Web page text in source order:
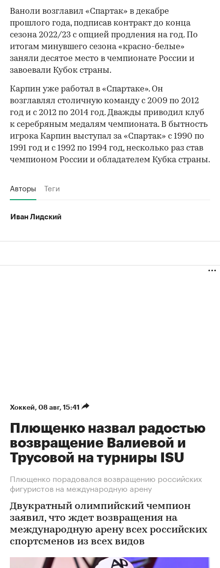
Ваноли возглавил «Спартак» в декабре
прошлого года, подписав контракт до конца
сезона 2022/23 с опцией продления на год. По
итогам минувшего сезона «красно-белые»
заняли десятое место в чемпионате России и
завоевали Кубок страны.
Карпин уже работал в «Спартаке». Он
возглавлял столичную команду с 2009 по 2012
год и с 2012 по 2014 год. Дважды приводил клуб
к серебряным медалям чемпионата. В бытность
игрока Карпин выступал за «Спартак» с 1990 по
1991 год и с 1992 по 1994 год, несколько раз став
чемпионом России и обладателем Кубка страны.
Авторы Теги
Иван Лидский
Хоккей 08 авг, 15:41
Плющенко назвал радостью
возвращение Валиевой и
Трусовой на турниры ISU
Плющенко порадовался возвращению российских
фигуристов на международную арену
Двукратный олимпийский чемпион
заявил, что ждет возвращения на
международную арену всех российских
спортсменов из всех видов